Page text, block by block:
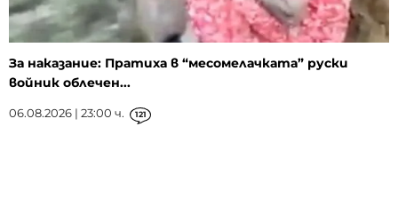
За наказание: Пратиха в “месомелачката” руски
войник облечен...
06.08.2026 | 23:00 ч. 121